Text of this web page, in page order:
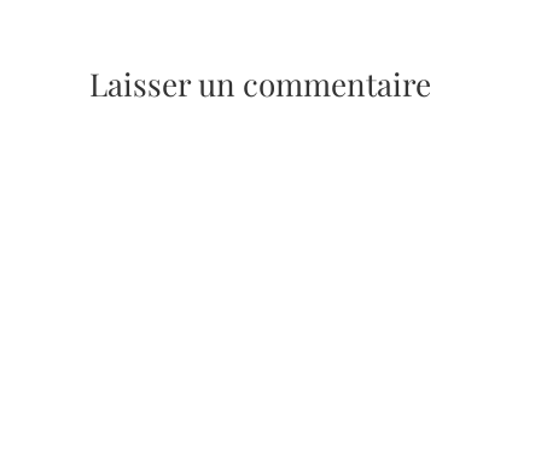
Laisser un commentaire